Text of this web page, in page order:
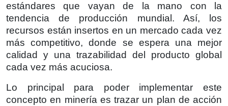
estándares que vayan de la mano con la
tendencia de producción mundial. Así, los
recursos están insertos en un mercado cada vez
más competitivo, donde se espera una mejor
calidad y una trazabilidad del producto global
cada vez más acuciosa.
Lo principal para poder implementar este
concepto en minería es trazar un plan de acción